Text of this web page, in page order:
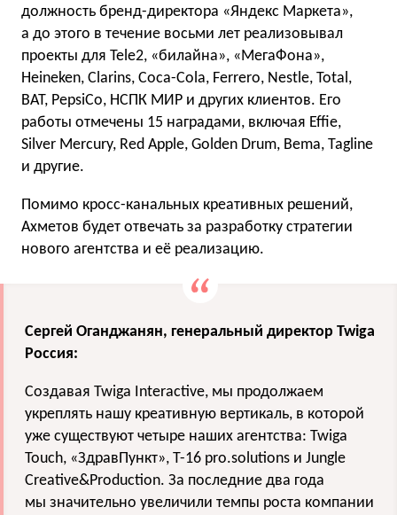
должность бренд-директора «Яндекс Маркета»,
а до этого в течение восьми лет реализовывал
проекты для Tele2, «билайна», «МегаФона»,
Heineken, Clarins, Coca-Cola, Ferrero, Nestle, Total,
BAT, PepsiCo, НСПК МИР и других клиентов. Его
работы отмечены 15 наградами, включая Effie,
Silver Mercury, Red Apple, Golden Drum, Bema, Tagline
и другие.
Помимо кросс-канальных креативных решений,
Ахметов будет отвечать за разработку стратегии
нового агентства и её реализацию.
Сергей Оганджанян, генеральный директор Twiga
Россия:
Создавая Twiga Interactive, мы продолжаем
укреплять нашу креативную вертикаль, в которой
уже существуют четыре наших агентства: Twiga
Touch, «ЗдравПункт», Т-16 pro.solutions и Jungle
Creative&Production. За последние два года
мы значительно увеличили темпы роста компании